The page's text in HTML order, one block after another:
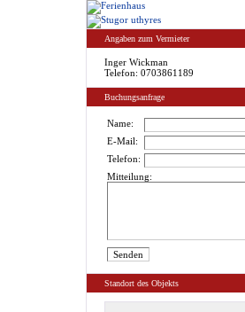
Angaben zum Vermieter
Inger Wickman
Telefon: 0703861189
Buchungsanfrage
Name:
E-Mail:
Telefon:
Mitteilung:
Standort des Objekts